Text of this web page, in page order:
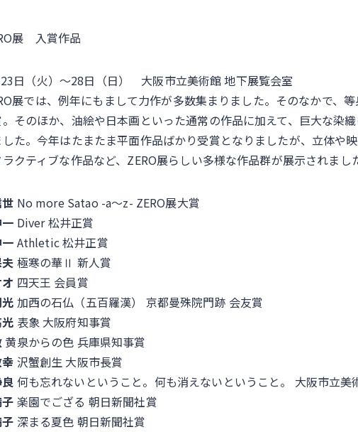
展 入賞作品
日（火）〜28日（日） 大阪市立美術館 地下展覧会室
展では、例年にもまして力作が多数集まりました。そのなかで、
そのほか、油絵や日本画といった通常の作品に加えて、巨大な染
た。今年はたまたま平面作品ばかり受賞となりましたが、立体や
クティブな作品など、ZERO展らしい多様な作品群が展示されまし
No more Satao -a～z- ZERO展大賞
Diver 松井正賞
Athletic 松井正賞
極寒の華Ⅱ 新人賞
四天王 会員賞
加西の石仏（五百羅漢） 京都曼殊院門跡 会友賞
表象 大阪府知事賞
黄泉からの色 兵庫県知事賞
沢蟹創生 大阪市長賞
何も忘れないということ。何も消えないということ。 大阪市立美
楽園でござる 朝日新聞社賞
深まる夏色 朝日新聞社賞